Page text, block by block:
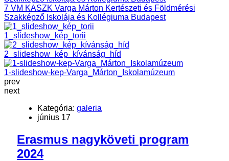
7 VM KASZK Varga Márton Kertészeti és Földmérési
Szakképző Iskolája és Kollégiuma Budapest
1_slideshow_kép_torii
2_slideshow_kép_kívánság_híd
1-slideshow-kep-Varga_Márton_Iskolamúzeum
prev
next
Kategória: galeria
június 17
Erasmus nagyköveti program
2024